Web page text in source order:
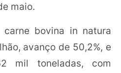
maio.
bovina in natura
avanço de 50,2%, e
mil toneladas, com